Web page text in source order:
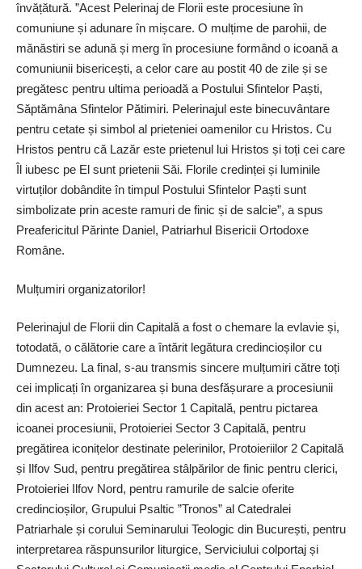
învățătură. ”Acest Pelerinaj de Florii este procesiune în
comuniune și adunare în mișcare. O mulțime de parohii, de
mănăstiri se adună și merg în procesiune formând o icoană a
comuniunii bisericești, a celor care au postit 40 de zile și se
pregătesc pentru ultima perioadă a Postului Sfintelor Paști,
Săptămâna Sfintelor Pătimiri. Pelerinajul este binecuvântare
pentru cetate și simbol al prieteniei oamenilor cu Hristos. Cu
Hristos pentru că Lazăr este prietenul lui Hristos și toți cei care
Îl iubesc pe El sunt prietenii Săi. Florile credinței și luminile
virtuților dobândite în timpul Postului Sfintelor Paști sunt
simbolizate prin aceste ramuri de finic și de salcie”, a spus
Preafericitul Părinte Daniel, Patriarhul Bisericii Ortodoxe
Române.
Mulțumiri organizatorilor!
Pelerinajul de Florii din Capitală a fost o chemare la evlavie și,
totodată, o călătorie care a întărit legătura credincioșilor cu
Dumnezeu. La final, s-au transmis sincere mulțumiri către toți
cei implicați în organizarea și buna desfășurare a procesiunii
din acest an: Protoieriei Sector 1 Capitală, pentru pictarea
icoanei procesiunii, Protoieriei Sector 3 Capitală, pentru
pregătirea iconițelor destinate pelerinilor, Protoieriilor 2 Capitală
și Ilfov Sud, pentru pregătirea stâlpărilor de finic pentru clerici,
Protoieriei Ilfov Nord, pentru ramurile de salcie oferite
credincioșilor, Grupului Psaltic ”Tronos” al Catedralei
Patriarhale și corului Seminarului Teologic din București, pentru
interpretarea răspunsurilor liturgice, Serviciului colportaj și